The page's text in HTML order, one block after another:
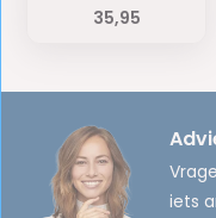
35,95
iets